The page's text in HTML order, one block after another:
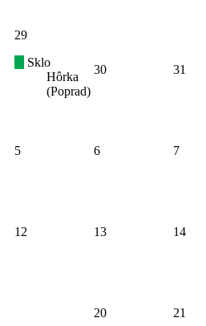
29
Sklo
Hôrka
(Poprad)
30 31
5 6
7
12 13 14
20
21